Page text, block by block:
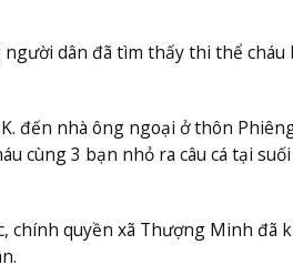
dân đã tìm thấy thi thể
đến nhà ông ngoại ở thôn
cùng 3 bạn nhỏ ra câu cá tại
chính quyền xã Thượng Minh